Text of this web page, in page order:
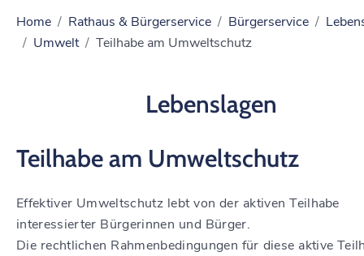
Home Rathaus & Bürgerservice Bürgerservice
Umwelt
Teilhabe am Umweltschutz
Lebenslagen
Teilhabe am Umweltschutz
Effektiver Umweltschutz lebt von der aktiven Teilhabe
interessierter Bürgerinnen und Bürger.
Die rechtlichen Rahmenbedingungen für diese aktive